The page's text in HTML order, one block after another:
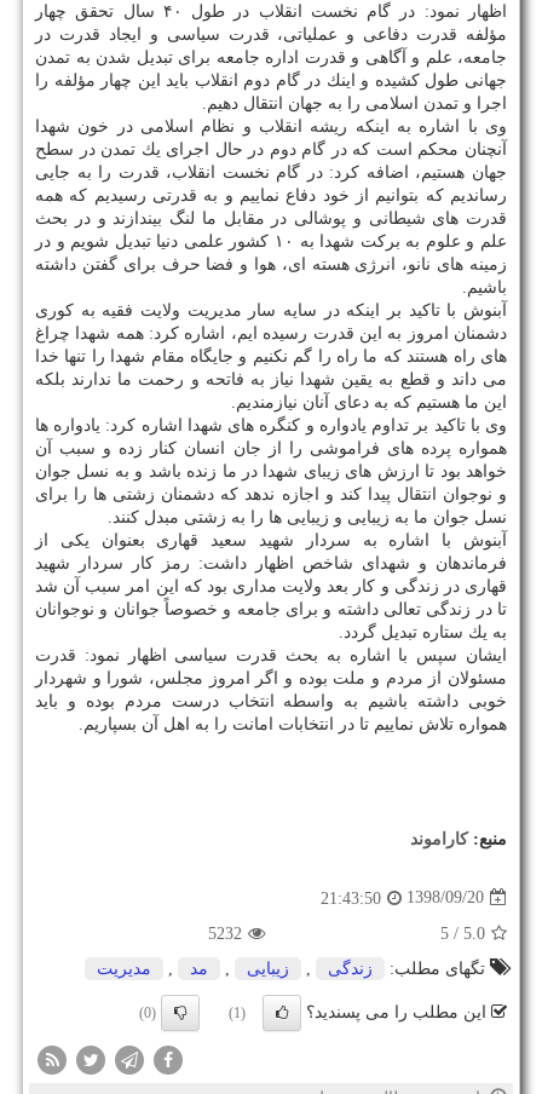
اظهار نمود: در گام نخست انقلاب در طول ۴۰ سال تحقق چهار
مؤلفه قدرت دفاعی و عملیاتی، قدرت سیاسی و ایجاد قدرت در
جامعه، علم و آگاهی و قدرت اداره جامعه برای تبدیل شدن به تمدن
جهانی طول كشیده و اینك در گام دوم انقلاب باید این چهار مؤلفه را
اجرا و تمدن اسلامی را به جهان انتقال دهیم.
وی با اشاره به اینكه ریشه انقلاب و نظام اسلامی در خون شهدا
آنچنان محكم است كه در گام دوم در حال اجرای یك تمدن در سطح
جهان هستیم، اضافه كرد: در گام نخست انقلاب، قدرت را به جایی
رساندیم كه بتوانیم از خود دفاع نماییم و به قدرتی رسیدیم كه همه
قدرت های شیطانی و پوشالی در مقابل ما لنگ بیندازند و در بحث
علم و علوم به بركت شهدا به ۱۰ كشور علمی دنیا تبدیل شویم و در
زمینه های نانو، انرژی هسته ای، هوا و فضا حرف برای گفتن داشته
باشیم.
آبنوش با تاكید بر اینكه در سایه سار مدیریت ولایت فقیه به كوری
دشمنان امروز به این قدرت رسیده ایم، اشاره كرد: همه شهدا چراغ
های راه هستند كه ما راه را گم نكنیم و جایگاه مقام شهدا را تنها خدا
می داند و قطع به یقین شهدا نیاز به فاتحه و رحمت ما ندارند بلكه
این ما هستیم كه به دعای آنان نیازمندیم.
وی با تاكید بر تداوم یادواره و كنگره های شهدا اشاره كرد: یادواره ها
همواره پرده های فراموشی را از جان انسان كنار زده و سبب آن
خواهد بود تا ارزش های زیبای شهدا در ما زنده باشد و به نسل جوان
و نوجوان انتقال پیدا كند و اجازه ندهد كه دشمنان زشتی ها را برای
نسل جوان ما به زیبایی و زیبایی ها را به زشتی مبدل كنند.
آبنوش با اشاره به سردار شهید سعید قهاری بعنوان یكی از
فرماندهان و شهدای شاخص اظهار داشت: رمز كار سردار شهید
قهاری در زندگی و كار بعد ولایت مداری بود كه این امر سبب آن شد
تا در زندگی تعالی داشته و برای جامعه و خصوصاً جوانان و نوجوانان
به یك ستاره تبدیل گردد.
ایشان سپس با اشاره به بحث قدرت سیاسی اظهار نمود: قدرت
مسئولان از مردم و ملت بوده و اگر امروز مجلس، شورا و شهردار
خوبی داشته باشیم به واسطه انتخاب درست مردم بوده و باید
همواره تلاش نماییم تا در انتخابات امانت را به اهل آن بسپاریم.
منبع:كاراموند
1398/09/20
21:43:50
5.0
/ 5
5232
تگهای مطلب:
زندگی زیبایی مد مدیریت
این مطلب را می پسندید؟ (1)
(0)